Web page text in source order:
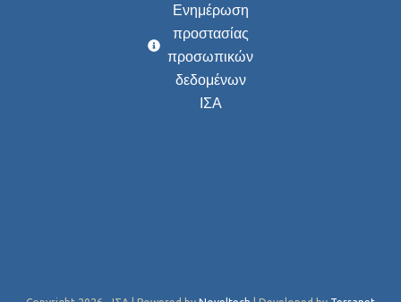
Ενημέρωση
προστασίας
προσωπικών
δεδομένων
ΙΣΑ